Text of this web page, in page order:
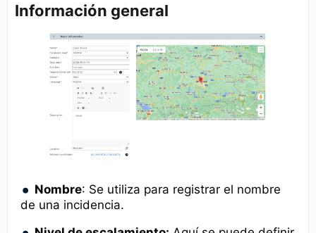
Información general
Nombre: Se utiliza para registrar el nombre
de una incidencia.